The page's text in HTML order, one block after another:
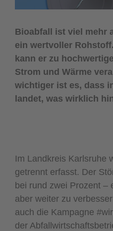
Bioabfall ist viel mehr
ein wertvoller
kann er zu
Strom und Wärme
wichtiger ist es, dass
landet, was wirklich
Im Landkreis Karlsruhe
getrennt erfasst. Der
bei rund zwei Prozent –
aber weiter zu
auch die Kampagne
der